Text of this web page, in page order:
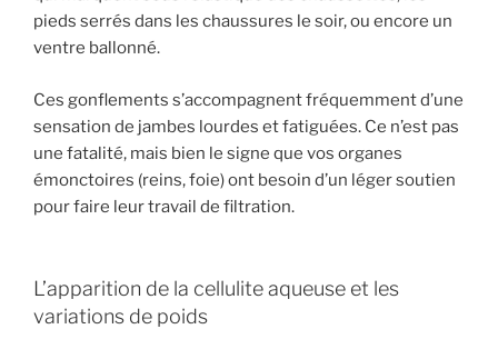
pieds serrés dans les chaussures le soir, ou encore un
ventre ballonné.
Ces gonflements s’accompagnent fréquemment d’une
sensation de jambes lourdes et fatiguées. Ce n’est pas
une fatalité, mais bien le signe que vos organes
émonctoires (reins, foie) ont besoin d’un léger soutien
pour faire leur travail de filtration.
L’apparition de la cellulite aqueuse et les
variations de poids